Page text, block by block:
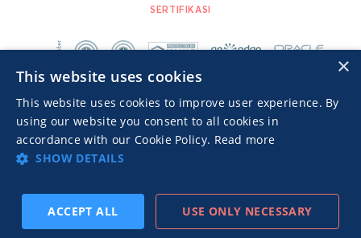
© 2026 MGID Inc. Seluruh Hak Cipta.
Advertisers TOS
SERTIFIKASI
×
This website uses cookies
This website uses cookies to improve user experience. By
using our website you consent to all cookies in
accordance with our Cookie Policy. Read more
SHOW DETAILS
ACCEPT ALL USE ONLY NECESSARY